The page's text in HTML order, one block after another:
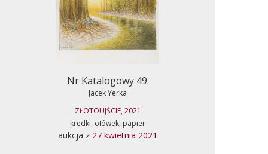
Nr Katalogowy 49.
Jacek Yerka
ZŁOTOUJŚCIE, 2021
kredki, ołówek, papier
aukcja z 27 kwietnia 2021